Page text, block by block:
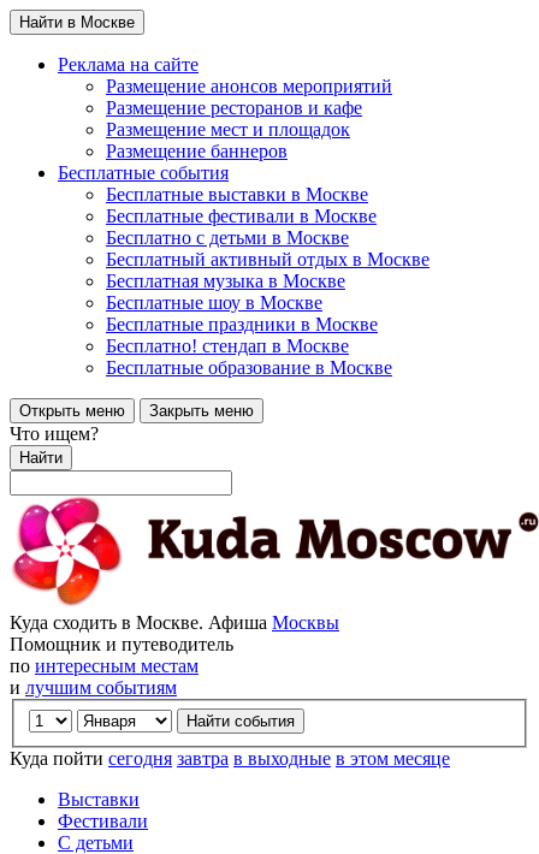
Найти в Москве
Реклама на сайте
Размещение анонсов мероприятий
Размещение ресторанов и кафе
Размещение мест и площадок
Размещение баннеров
Бесплатные события
Бесплатные выставки в Москве
Бесплатные фестивали в Москве
Бесплатно с детьми в Москве
Бесплатный активный отдых в Москве
Бесплатная музыка в Москве
Бесплатные шоу в Москве
Бесплатные праздники в Москве
Бесплатно! стендап в Москве
Бесплатные образование в Москве
Открыть меню Закрыть меню
Что ищем?
Найти
Куда сходить в Москве. Афиша Москвы
Помощник и путеводитель
по интересным местам
и лучшим событиям
Куда пойти сегодня завтра в выходные в этом месяце
Выставки
Фестивали
С детьми